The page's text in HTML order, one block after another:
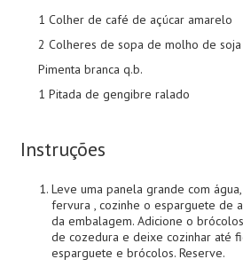
1 Colher de café de açúcar amarelo
2 Colheres de sopa de molho de soja
Pimenta branca q.b.
1 Pitada de gengibre ralado
Instruções
Leve uma panela grande com
fervura , cozinhe o esparguete de
da embalagem. Adicione o
de cozedura e deixe cozinhar até
esparguete e brócolos. Reserve.